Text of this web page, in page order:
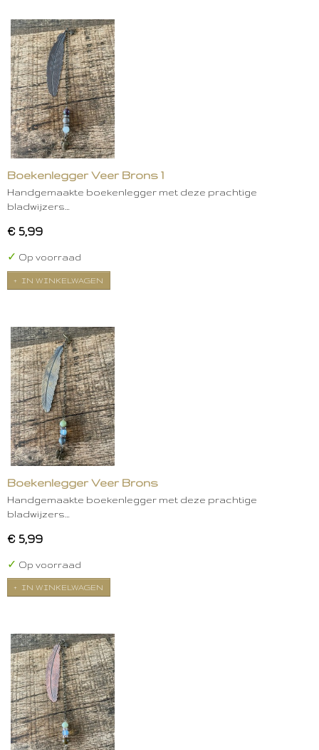
Boekenlegger Veer Brons 1
Handgemaakte boekenlegger met deze prachtige
bladwijzers…
€ 5,99
✓ Op voorraad
IN WINKELWAGEN
Boekenlegger Veer Brons
Handgemaakte boekenlegger met deze prachtige
bladwijzers…
€ 5,99
✓ Op voorraad
IN WINKELWAGEN